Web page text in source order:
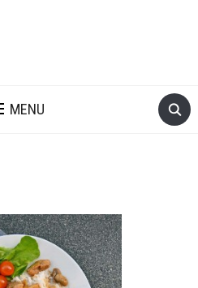
MENU